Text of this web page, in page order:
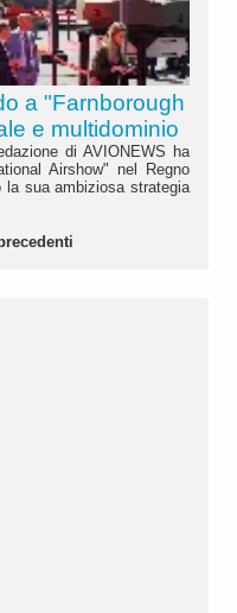
a "Farnborough
e multidominio
di AVIONEWS ha
Airshow" nel Regno
la sua ambiziosa strategia